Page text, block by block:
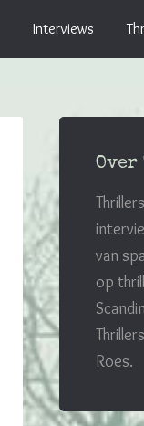
Interviews
van
op
Roes.